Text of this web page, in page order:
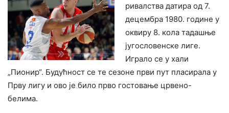
ривалства датира од 7.
децембра 1980. године у
оквиру 8. кола тадашње
југословенске лиге.
Играло се у хали
„Пионир“. Будућност се те сезоне први пут пласирала у
Прву лигу и ово је било прво гостовање црвено-
белима.